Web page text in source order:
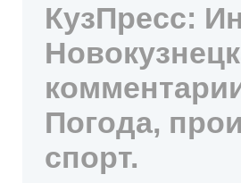
КузПресс:
Погода,
спорт.